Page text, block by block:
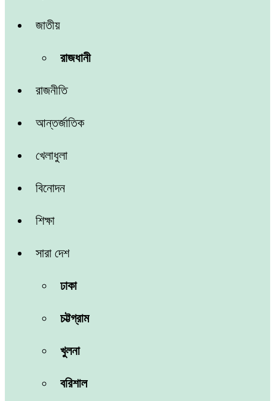
জাতীয়
রাজধানী
রাজনীতি
আন্তর্জাতিক
খেলাধুলা
বিনোদন
শিক্ষা
সারা দেশ
ঢাকা
চট্টগ্রাম
খুলনা
বরিশাল